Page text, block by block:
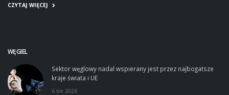
CZYTAJ WIĘCEJ
WĘGIEL
Sektor węglowy nadal wspierany jest przez najbogatsze
kraje świata i UE
6 sie 2026